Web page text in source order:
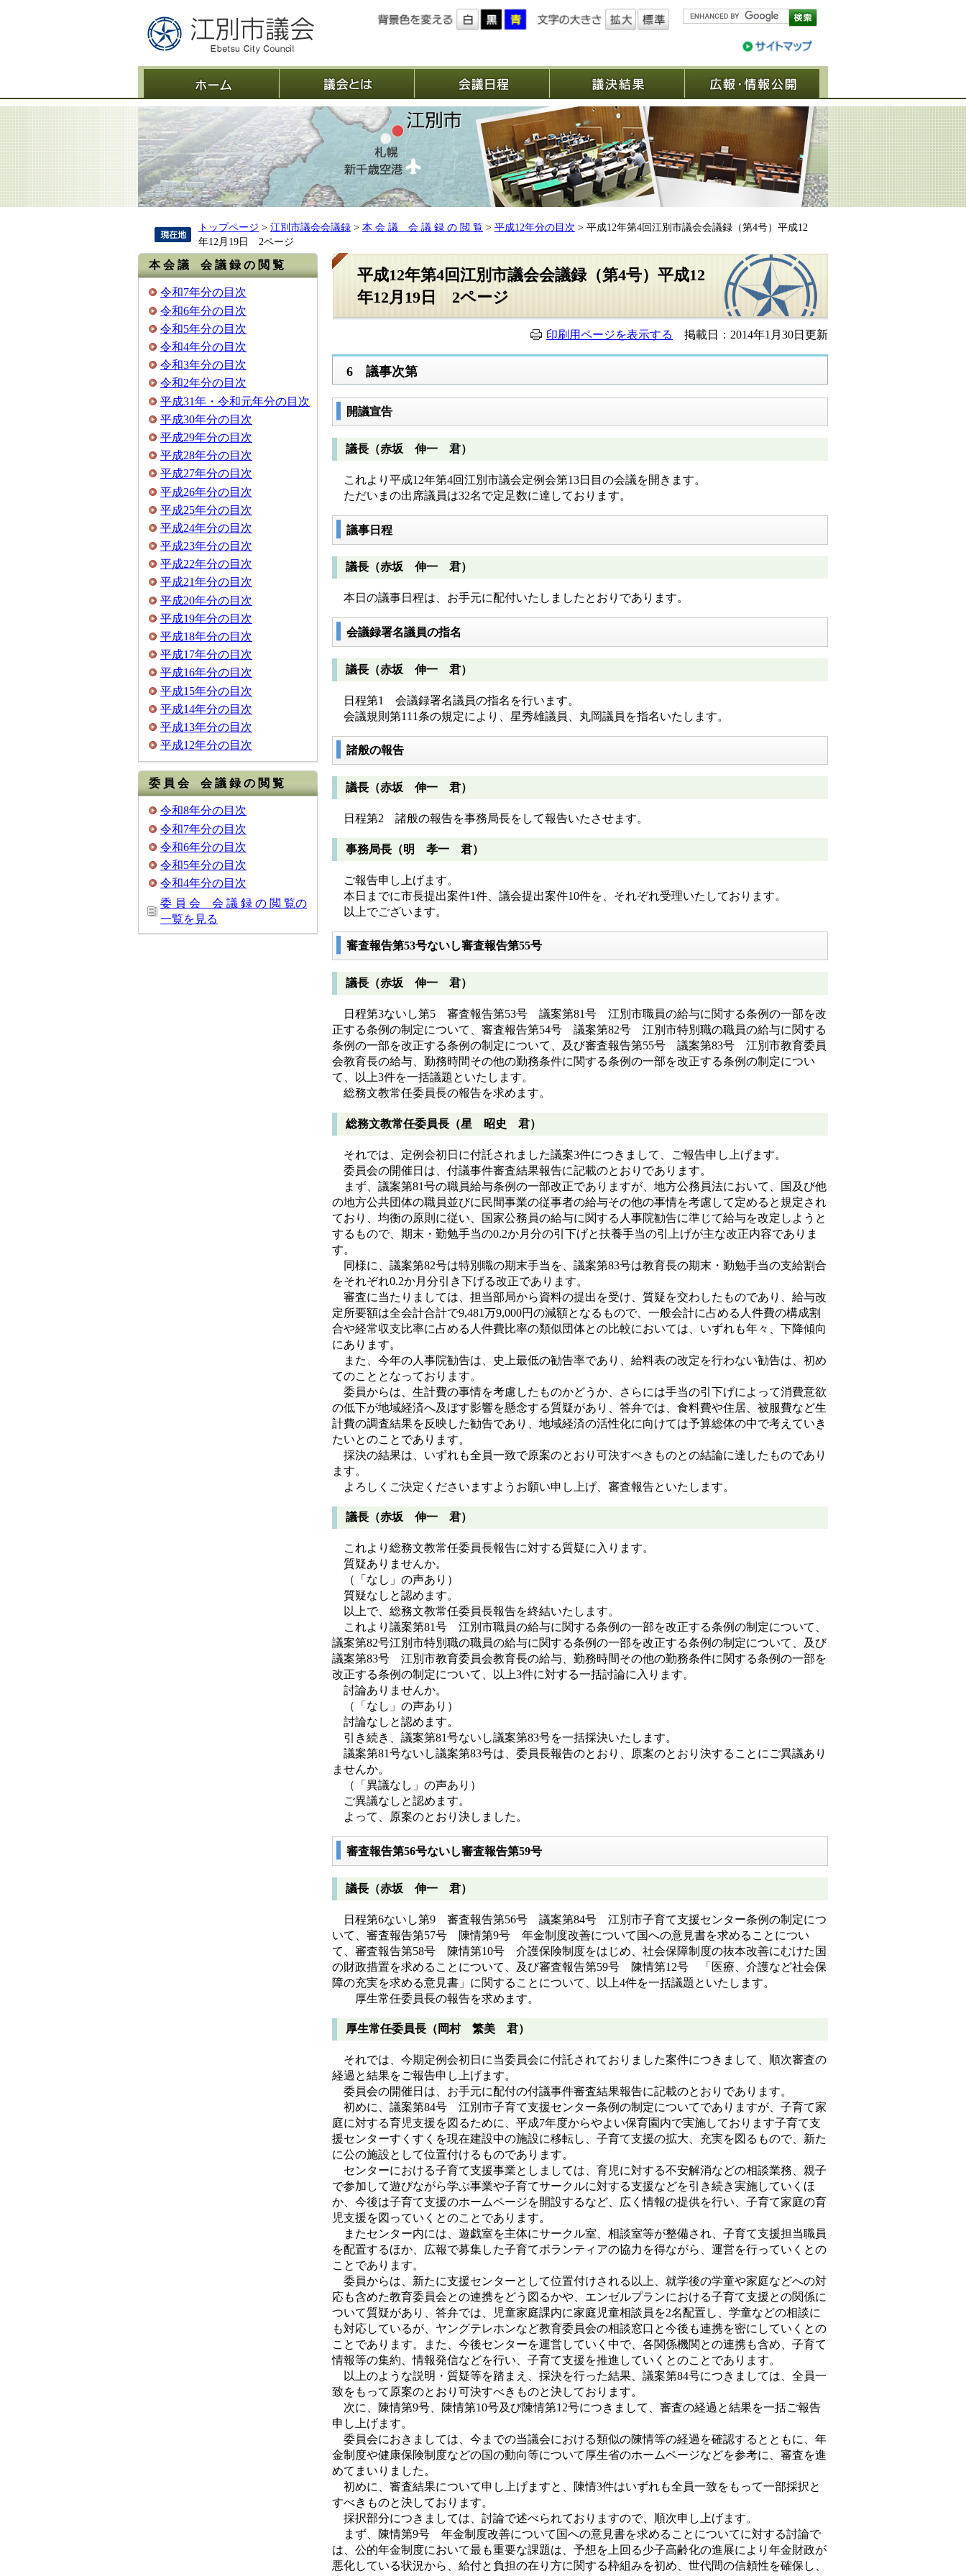
会議日程 議決結果
トップページ > 江別市議会会議録 > 本 会 議 会 議 録 の 閲 覧 > 平成12年分の目次 > 平成12年第4回江別市議会会議録（第4号）平成12
年12月19日 2ページ
本 会 議 会 議 録 の 閲 覧
令和7年分の目次
令和6年分の目次
令和5年分の目次
令和4年分の目次
令和3年分の目次
令和2年分の目次
平成31年・令和元年分の目次
平成30年分の目次
平成29年分の目次
平成28年分の目次
平成27年分の目次
平成26年分の目次
平成25年分の目次
平成24年分の目次
平成23年分の目次
平成22年分の目次
平成21年分の目次
平成20年分の目次
平成19年分の目次
平成18年分の目次
平成17年分の目次
平成16年分の目次
平成15年分の目次
平成14年分の目次
平成13年分の目次
平成12年分の目次
委 員 会 会 議 録 の 閲 覧
令和8年分の目次
令和7年分の目次
令和6年分の目次
令和5年分の目次
令和4年分の目次
委 員 会 会 議 録 の 閲 覧の
一覧を見る
平成12年第4回江別市議会会議録（第4号）平成12
年12月19日 2ページ
印刷用ページを表示する 掲載日：2014年1月30日更新
6 議事次第
開議宣告
議長（赤坂 伸一 君）
これより平成12年第4回江別市議会定例会第13日目の会議を開きます。
ただいまの出席議員は32名で定足数に達しております。
議事日程
議長（赤坂 伸一 君）
本日の議事日程は、お手元に配付いたしましたとおりであります。
会議録署名議員の指名
議長（赤坂 伸一 君）
日程第1 会議録署名議員の指名を行います。
会議規則第111条の規定により、星秀雄議員、丸岡議員を指名いたします。
諸般の報告
議長（赤坂 伸一 君）
日程第2 諸般の報告を事務局長をして報告いたさせます。
事務局長（明 孝一 君）
ご報告申し上げます。
本日までに市長提出案件1件、議会提出案件10件を、それぞれ受理いたしております。
以上でございます。
審査報告第53号ないし審査報告第55号
議長（赤坂 伸一 君）
日程第3ないし第5 審査報告第53号 議案第81号 江別市職員の給与に関する条例の一部を改
正する条例の制定について、審査報告第54号 議案第82号 江別市特別職の職員の給与に関する
条例の一部を改正する条例の制定について、及び審査報告第55号 議案第83号 江別市教育委員
会教育長の給与、勤務時間その他の勤務条件に関する条例の一部を改正する条例の制定につい
て、以上3件を一括議題といたします。
総務文教常任委員長の報告を求めます。
総務文教常任委員長（星 昭史 君）
それでは、定例会初日に付託されました議案3件につきまして、ご報告申し上げます。
委員会の開催日は、付議事件審査結果報告に記載のとおりであります。
まず、議案第81号の職員給与条例の一部改正でありますが、地方公務員法において、国及び他
の地方公共団体の職員並びに民間事業の従事者の給与その他の事情を考慮して定めると規定され
ており、均衡の原則に従い、国家公務員の給与に関する人事院勧告に準じて給与を改定しようと
するもので、期末・勤勉手当の0.2か月分の引下げと扶養手当の引上げが主な改正内容でありま
す。
同様に、議案第82号は特別職の期末手当を、議案第83号は教育長の期末・勤勉手当の支給割合
をそれぞれ0.2か月分引き下げる改正であります。
審査に当たりましては、担当部局から資料の提出を受け、質疑を交わしたものであり、給与改
定所要額は全会計合計で9,481万9,000円の減額となるもので、一般会計に占める人件費の構成割
合や経常収支比率に占める人件費比率の類似団体との比較においては、いずれも年々、下降傾向
にあります。
また、今年の人事院勧告は、史上最低の勧告率であり、給料表の改定を行わない勧告は、初め
てのこととなっております。
委員からは、生計費の事情を考慮したものかどうか、さらには手当の引下げによって消費意欲
の低下が地域経済へ及ぼす影響を懸念する質疑があり、答弁では、食料費や住居、被服費など生
計費の調査結果を反映した勧告であり、地域経済の活性化に向けては予算総体の中で考えていき
たいとのことであります。
採決の結果は、いずれも全員一致で原案のとおり可決すべきものとの結論に達したものであり
ます。
よろしくご決定くださいますようお願い申し上げ、審査報告といたします。
議長（赤坂 伸一 君）
これより総務文教常任委員長報告に対する質疑に入ります。
質疑ありませんか。
（「なし」の声あり）
質疑なしと認めます。
以上で、総務文教常任委員長報告を終結いたします。
これより議案第81号 江別市職員の給与に関する条例の一部を改正する条例の制定について、
議案第82号江別市特別職の職員の給与に関する条例の一部を改正する条例の制定について、及び
議案第83号 江別市教育委員会教育長の給与、勤務時間その他の勤務条件に関する条例の一部を
改正する条例の制定について、以上3件に対する一括討論に入ります。
討論ありませんか。
（「なし」の声あり）
討論なしと認めます。
引き続き、議案第81号ないし議案第83号を一括採決いたします。
議案第81号ないし議案第83号は、委員長報告のとおり、原案のとおり決することにご異議あり
ませんか。
（「異議なし」の声あり）
ご異議なしと認めます。
よって、原案のとおり決しました。
審査報告第56号ないし審査報告第59号
議長（赤坂 伸一 君）
日程第6ないし第9 審査報告第56号 議案第84号 江別市子育て支援センター条例の制定につ
いて、審査報告第57号 陳情第9号 年金制度改善について国への意見書を求めることについ
て、審査報告第58号 陳情第10号 介護保険制度をはじめ、社会保障制度の抜本改善にむけた国
の財政措置を求めることについて、及び審査報告第59号 陳情第12号 「医療、介護など社会保
障の充実を求める意見書」に関することについて、以上4件を一括議題といたします。
厚生常任委員長の報告を求めます。
厚生常任委員長（岡村 繁美 君）
それでは、今期定例会初日に当委員会に付託されておりました案件につきまして、順次審査の
経過と結果をご報告申し上げます。
委員会の開催日は、お手元に配付の付議事件審査結果報告に記載のとおりであります。
初めに、議案第84号 江別市子育て支援センター条例の制定についてでありますが、子育て家
庭に対する育児支援を図るために、平成7年度からやよい保育園内で実施しております子育て支
援センターすくすくを現在建設中の施設に移転し、子育て支援の拡大、充実を図るもので、新た
に公の施設として位置付けるものであります。
センターにおける子育て支援事業としましては、育児に対する不安解消などの相談業務、親子
で参加して遊びながら学ぶ事業や子育てサークルに対する支援などを引き続き実施していくほ
か、今後は子育て支援のホームページを開設するなど、広く情報の提供を行い、子育て家庭の育
児支援を図っていくとのことであります。
またセンター内には、遊戯室を主体にサークル室、相談室等が整備され、子育て支援担当職員
を配置するほか、広報で募集した子育てボランティアの協力を得ながら、運営を行っていくとの
ことであります。
委員からは、新たに支援センターとして位置付けされる以上、就学後の学童や家庭などへの対
応も含めた教育委員会との連携をどう図るかや、エンゼルプランにおける子育て支援との関係に
ついて質疑があり、答弁では、児童家庭課内に家庭児童相談員を2名配置し、学童などの相談に
も対応しているが、ヤングテレホンなど教育委員会の相談窓口と今後も連携を密にしていくとの
ことであります。また、今後センターを運営していく中で、各関係機関との連携も含め、子育て
情報等の集約、情報発信などを行い、子育て支援を推進していくとのことであります。
以上のような説明・質疑等を踏まえ、採決を行った結果、議案第84号につきましては、全員一
致をもって原案のとおり可決すべきものと決しております。
次に、陳情第9号、陳情第10号及び陳情第12号につきまして、審査の経過と結果を一括ご報告
申し上げます。
委員会におきましては、今までの当議会における類似の陳情等の経過を確認するとともに、年
金制度や健康保険制度などの国の動向等について厚生省のホームページなどを参考に、審査を進
めてまいりました。
初めに、審査結果について申し上げますと、陳情3件はいずれも全員一致をもって一部採択と
すべきものと決しております。
採択部分につきましては、討論で述べられておりますので、順次申し上げます。
まず、陳情第9号 年金制度改善について国への意見書を求めることについてに対する討論で
は、公的年金制度において最も重要な課題は、予想を上回る少子高齢化の進展により年金財政が
悪化している状況から、給付と負担の在り方に関する枠組みを初め、世代間の信頼性を確保し、